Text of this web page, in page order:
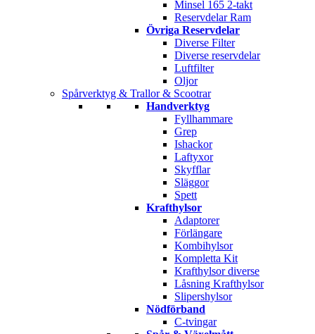
Minsel 165 2-takt
Reservdelar Ram
Övriga Reservdelar
Diverse Filter
Diverse reservdelar
Luftfilter
Oljor
Spårverktyg & Trallor & Scootrar
Handverktyg
Fyllhammare
Grep
Ishackor
Laftyxor
Skyfflar
Släggor
Spett
Krafthylsor
Adaptorer
Förlängare
Kombihylsor
Kompletta Kit
Krafthylsor diverse
Låsning Krafthylsor
Slipershylsor
Nödförband
C-tvingar